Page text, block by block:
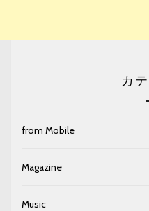
カ
from Mobile
Magazine
Music